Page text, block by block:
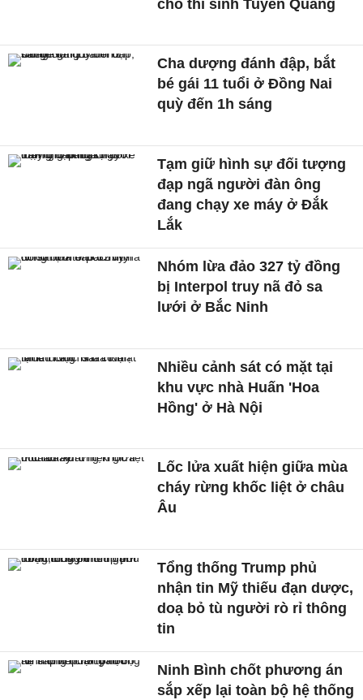
cho thí sinh Tuyên Quang
Cha dượng đánh đập, bắt
bé gái 11 tuổi ở Đồng Nai
quỳ đến 1h sáng
Tạm giữ hình sự đối tượng
đạp ngã người đàn ông
đang chạy xe máy ở Đắk
Lắk
Nhóm lừa đảo 327 tỷ đồng
bị Interpol truy nã đỏ sa
lưới ở Bắc Ninh
Nhiều cảnh sát có mặt tại
khu vực nhà Huấn 'Hoa
Hồng' ở Hà Nội
Lốc lửa xuất hiện giữa mùa
cháy rừng khốc liệt ở châu
Âu
Tổng thống Trump phủ
nhận tin Mỹ thiếu đạn dược,
doạ bỏ tù người rò rỉ thông
tin
Ninh Bình chốt phương án
sắp xếp lại toàn bộ hệ thống